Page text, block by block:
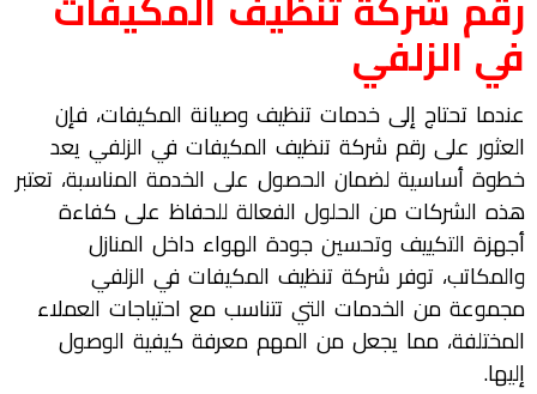
فيالزلفي
عندما تحتاج إلى خدمات تنظيف وصيانة المكيفات، فإن
العثور على رقم شركة تنظيف المكيفات في الزلفي يعد
خطوة أساسية لضمان الحصول على الخدمة المناسبة، تعتبر
هذه الشركات من الحلول الفعالة للحفاظ على كفاءة
أجهزة التكييف وتحسين جودة الهواء داخل المنازل
والمكاتب، توفر شركة تنظيف المكيفات في الزلفي
مجموعة من الخدمات التي تتناسب مع احتياجات العملاء
المختلفة، مما يجعل من المهم معرفة كيفية الوصول
إليها.